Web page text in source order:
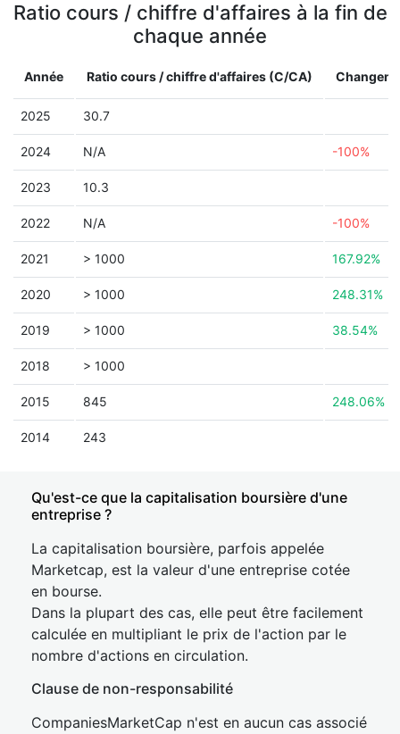
Ratio cours / chiffre d'affaires à la fin de
chaque année
Année Ratio cours / chiffre d'affaires (C/CA)
2025 30.7
2024 N/A -100%
2023 10.3
2022 N/A -100%
2021 > 1000 167.92%
2020 > 1000 248.31%
2019 > 1000 38.54%
2018 > 1000
2015 845 248.06%
2014 243
Qu'est-ce que la capitalisation boursière d'une
entreprise ?
La capitalisation boursière, parfois appelée
Marketcap, est la valeur d'une entreprise cotée
en bourse.
Dans la plupart des cas, elle peut être facilement
calculée en multipliant le prix de l'action par le
nombre d'actions en circulation.
Clause de non-responsabilité
CompaniesMarketCap n'est en aucun cas associé